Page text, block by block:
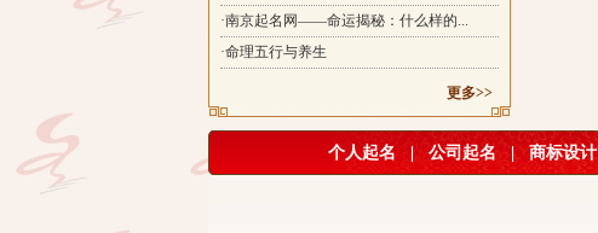
·南京起名网——命运揭秘：什么样的...
·命理五行与养生
更多>>
个人起名 公司起名 | 商标设计